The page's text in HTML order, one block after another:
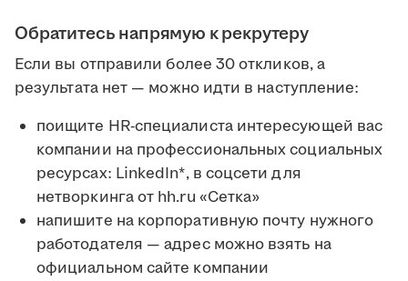
Обратитесь напрямую к рекрутеру
Если вы отправили более 30 откликов, а
результата нет — можно идти в наступление:
поищите HR-специалиста интересующей вас
компании на профессиональных социальных
ресурсах: LinkedIn*, в соцсети для
нетворкинга от hh.ru «Сетка»
напишите на корпоративную почту нужного
работодателя — адрес можно взять на
официальном сайте компании